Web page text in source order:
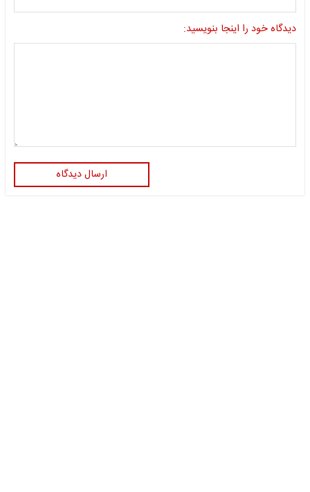
دیدگاه خود را اینجا بنویسید:
ارسال دیدگاه